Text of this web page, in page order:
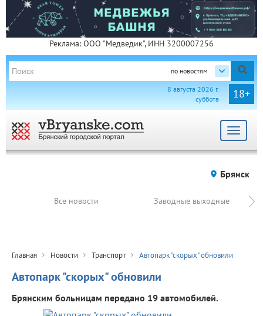
Реклама: ООО "Медведик", ИНН 3200007256
по новостям
18+
8 августа 2026 г.
суббота
Toggle
Брянск
Все новости Заводные выходные
Главная Новости Транспорт Автопарк "скорых" обновили
Автопарк "скорых" обновили
Брянским больницам передано 19 автомобилей.